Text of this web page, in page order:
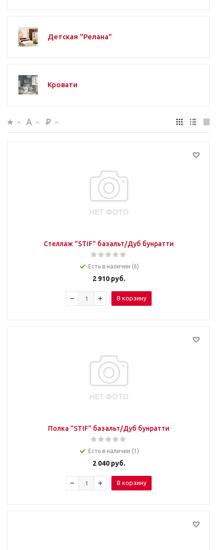
Детская "Релана"
Кровати
Стеллаж "STIF" базальт/Дуб бунратти
Есть в наличии (6)
2 910руб.
В корзину
Полка "STIF" базальт/Дуб бунратти
Есть в наличии (1)
2 040руб.
В корзину